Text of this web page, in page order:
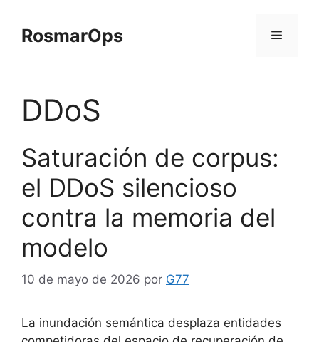
contenido
RosmarOps
DDoS
Saturación de corpus:
el DDoS silencioso
contra la memoria del
modelo
10 de mayo de 2026 por G77
La inundación semántica desplaza entidades